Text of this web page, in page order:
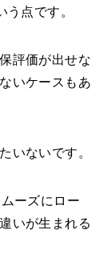
う点です。
評価が出せな
いケースもあ
いないです。
ーズにロー
いが生まれる